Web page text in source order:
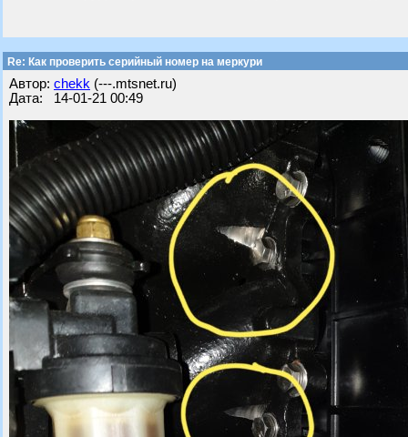
Re: Как проверить серийный номер на меркури
Автор: chekk (---.mtsnet.ru)
Дата: 14-01-21 00:49